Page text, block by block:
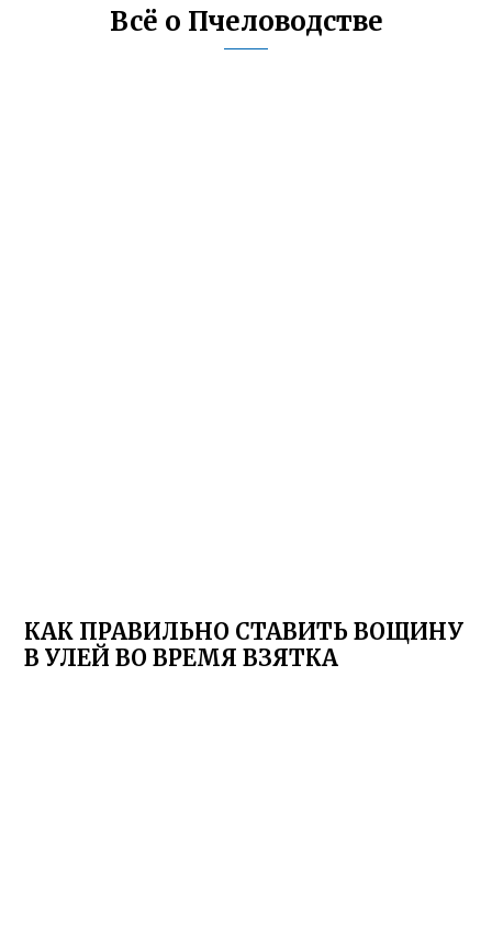
Всё о Пчеловодстве
КАК ПРАВИЛЬНО СТАВИТЬ ВОЩИНУ
В УЛЕЙ ВО ВРЕМЯ ВЗЯТКА